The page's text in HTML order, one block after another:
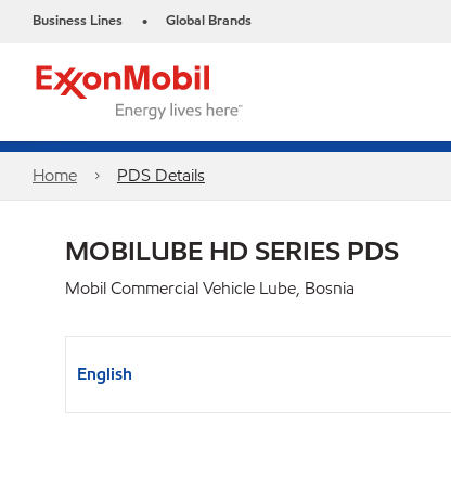
Business Lines • Global Brands
Home PDS Details
MOBILUBE HD SERIES PDS
Mobil Commercial Vehicle Lube, Bosnia
English